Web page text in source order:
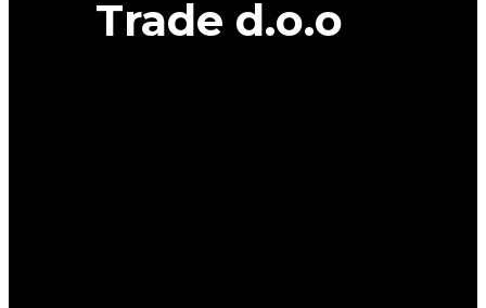
Trade d.o.o